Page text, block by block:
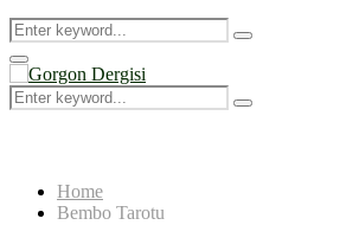
Search
for:
Search
Primary
Menu
Search
for:
Search
Home
Bembo Tarotu